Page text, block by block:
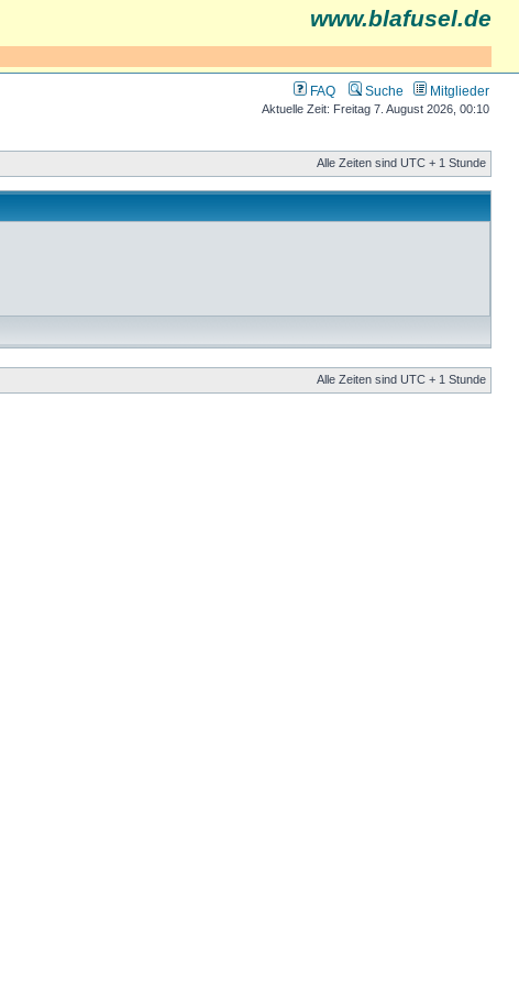
www.blafusel.de
FAQ Suche Mitglieder
Aktuelle Zeit: Freitag 7. August 2026, 00:10
Alle Zeiten sind UTC + 1 Stunde
Alle Zeiten sind UTC + 1 Stunde